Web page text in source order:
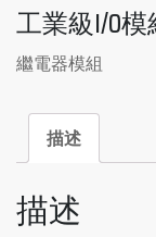
工業級I/O
繼電器模組
描述
描述